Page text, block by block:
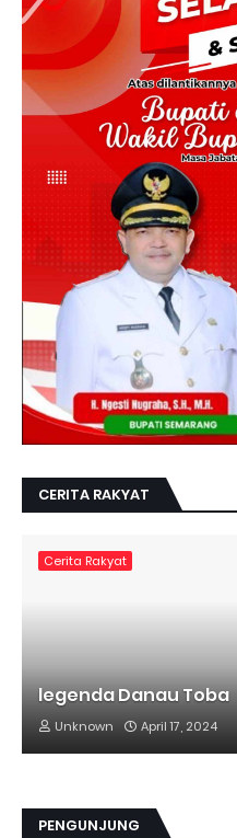
CERITA RAKYAT
Cerita Rakyat
legenda Danau Toba
Unknown April 17, 2024
PENGUNJUNG